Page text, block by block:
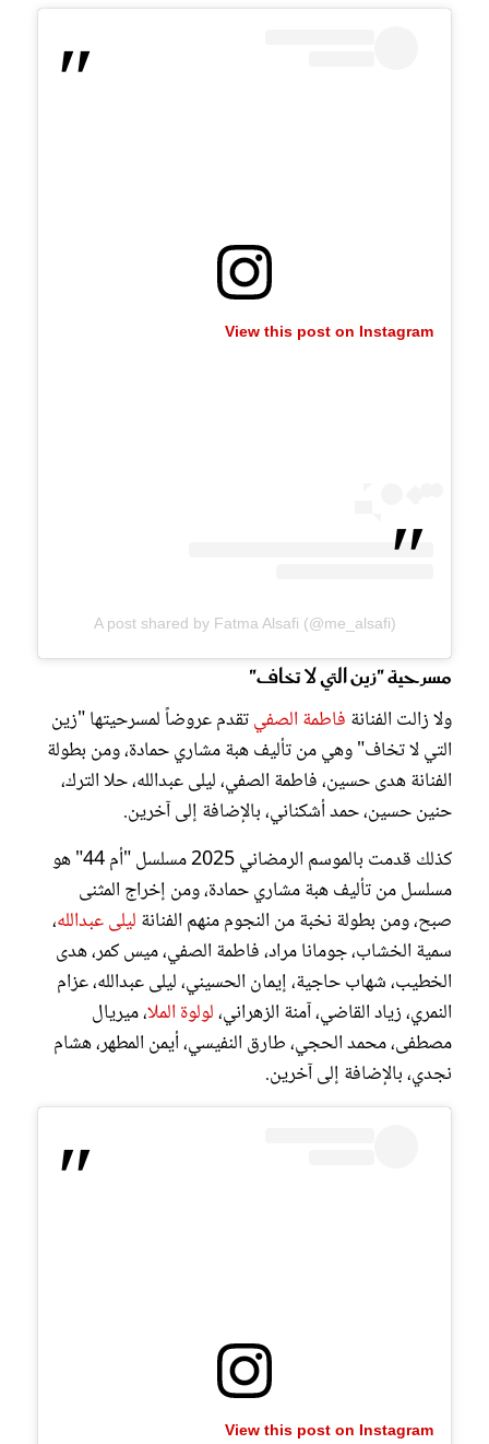
View this post on Instagram
A post shared by Fatma Alsafi (@me_alsafi)
مسرحية "زين التي لا تخاف"
ولا زالت الفنانة فاطمة الصفيتقدم عروضاً لمسرحيتها "زين
التي لا تخاف" وهي من تأليف هبة مشاري حمادة، ومن بطولة
الفنانة هدى حسين، فاطمة الصفي، ليلى عبدالله، حلا الترك،
حنين حسين، حمد أشكناني، بالإضافة إلى آخرين.
كذلك قدمت بالموسم الرمضاني 2025 مسلسل "أم 44" هو
مسلسل من تأليف هبة مشاري حمادة، ومن إخراج المثنى
صبح، ومن بطولة نخبة من النجوم منهم الفنانة ليلى عبدالله،
سمية الخشاب، جومانا مراد، فاطمة الصفي، ميس كمر، هدى
الخطيب، شهاب حاجية، إيمان الحسيني، ليلى عبدالله، عزام
النمري، زياد القاضي، آمنة الزهراني،لولوة الملا، ميريال
مصطفى، محمد الحجي، طارق النفيسي، أيمن المطهر، هشام
نجدي، بالإضافة إلى آخرين.
View this post on Instagram